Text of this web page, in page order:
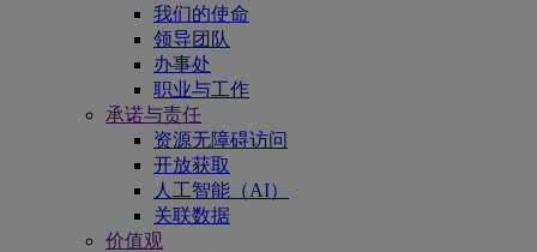
我们的使命
领导团队
办事处
职业与工作
承诺与责任
资源无障碍访问
开放获取
人工智能（AI）
关联数据
价值观